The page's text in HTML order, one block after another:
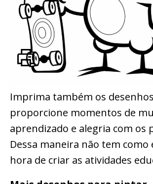
Imprima também os
proporcione momentos de
aprendizado e alegria com os
Dessa maneira não tem como
hora de criar as atividades